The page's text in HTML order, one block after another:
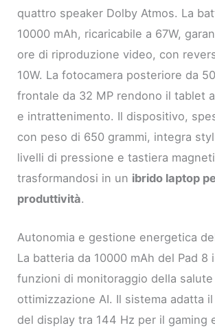
quattro speaker Dolby Atmos. La
10000 mAh, ricaricabile a 67W,
ore di riproduzione video, con
10W. La fotocamera posteriore da
frontale da 32 MP rendono il tablet
e intrattenimento. Il dispositivo,
con peso di 650 grammi, integra
livelli di pressione e tastiera
trasformandosi in un ibrido laptop
produttività.
Autonomia e gestione energetica
La batteria da 10000 mAh del Pad 8
funzioni di monitoraggio della salute
ottimizzazione AI. Il sistema adatta il
del display tra 144 Hz per il gaming